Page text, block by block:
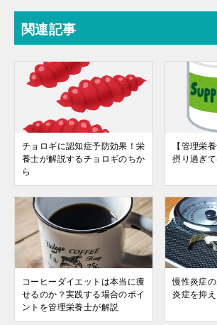
関連記事
チョロギに認知症予防効果！栄
養士が解説するチョロギのちか
ら
【管理栄
摂り過ぎ
コーヒーダイエットは本当に痩
せるのか？実践する場合のポイ
ントを管理栄養士が解説
慢性炎症
炎症を抑